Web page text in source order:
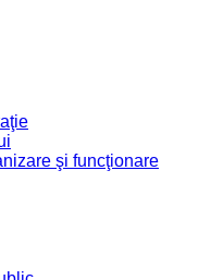
şi funcţionare